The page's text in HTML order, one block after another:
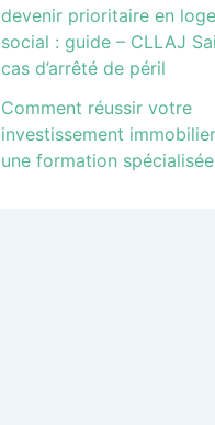
devenir prioritaire en
social : guide – CLLAJ
cas d’arrêté de péril
Comment réussir votre
investissement
une formation spécialisée